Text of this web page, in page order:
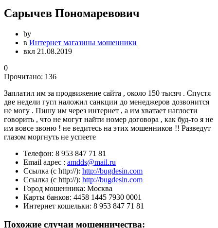
Сарычев Пономаревович
by
в Интернет магазины мошенники
вкл 21.08.2019
0
Прочитано: 136
Заплатил им за продвижение сайта , около 150 тысяч . Спустя
две недели гугл наложил санкции до менеджеров дозвонится
не могу . Пишу им через интернет , а им хватает наглости
говорить , что не могут найти номер договора , как буд-то я не
им вовсе звоню ! не ведитесь на этих мошенников !! Разведут
глазом моргнуть не успеете
Телефон: 8 953 847 71 81
Email адрес : amdds@mail.ru
Ссылка (с http://): http://bugdesin.com
Ссылка (с http://): http://bugdesin.com
Город мошенника: Москва
Карты банков: 4458 1445 7930 0001
Интернет кошельки: 8 953 847 71 81
Похожие случаи мошенничества: